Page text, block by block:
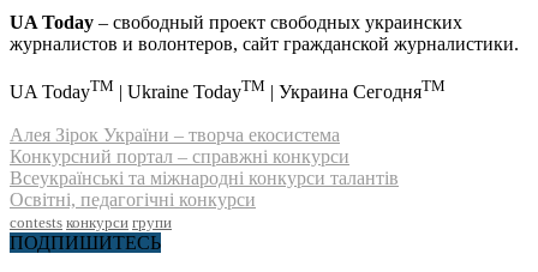
UA Today – свободный проект свободных украинских
журналистов и волонтеров, сайт гражданской журналистики.
UA TodayTM | Ukraine TodayTM | Украина СегодняTM
Алея Зірок України – творча екосистема
Конкурсний портал – справжні конкурси
Всеукраїнські та міжнародні конкурси талантів
Освітні, педагогічні конкурси
contests конкурси групи
ПОДПИШИТЕСЬ